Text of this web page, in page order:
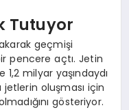
Tutuyor
geçmişi
pencere açtı. Jetin
milyar yaşındaydı
oluşması için
gösteriyor.